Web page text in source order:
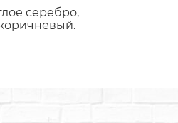
серебро,